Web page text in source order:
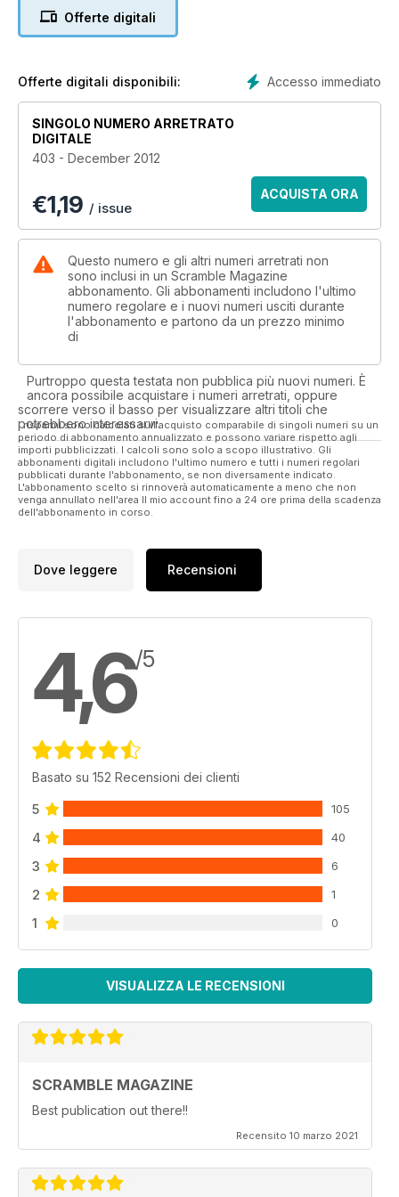
quite rare in this part of the world where there are only three
On 11 September 2012 the Westland SH-14D Lynx made its
armed forces since 1976 and has performed its tasks with
excellence. Ron Frijlink reports about the last helicopter to fly
with Royal Netherlands Navy titles.
- ‘Kicking Ass’ Recce Style
The 95th RS conducts RC-135 reconnaissance missions in
European and Mediterranean regions. They are vital assets
to the USAF with gathering intelligence information and they
monitoring radar signals. Ryan Dorling reports on the various
white topped C-135s which are used by the unit.
Our monthly returning topics:
- Movements and trips Netherlands, Belgium + Rest of the
World, civil and military.
- The latest news, both civil and military.
- Updates on the world's aircraft fleets, civil and military.
- Aircraft mishaps in Dustpan and Brush.
- Wrecks & Relics.
- Warbirds.
- Scramble Intelligence Service.
- Triptease
- Showreports
Offerte digitali
Accesso immediato
Offerte digitali disponibili:
SINGOLO NUMERO ARRETRATO
DIGITALE
403 - December 2012
€1,19 / issue
ACQUISTA ORA
Questo numero e gli altri numeri arretrati non
sono inclusi in un Scramble Magazine
abbonamento. Gli abbonamenti includono l'ultimo
numero regolare e i nuovi numeri usciti durante
l'abbonamento e partono da un prezzo minimo
di
Purtroppo questa testata non pubblica più nuovi numeri. È
ancora possibile acquistare i numeri arretrati, oppure
scorrere verso il basso per visualizzare altri titoli che
potrebbero interessarvi.
I risparmi sono calcolati sull'acquisto comparabile di singoli numeri su un
periodo di abbonamento annualizzato e possono variare rispetto agli
importi pubblicizzati. I calcoli sono solo a scopo illustrativo. Gli
abbonamenti digitali includono l'ultimo numero e tutti i numeri regolari
pubblicati durante l'abbonamento, se non diversamente indicato.
L'abbonamento scelto si rinnoverà automaticamente a meno che non
venga annullato nell'area Il mio account fino a 24 ore prima della scadenza
dell'abbonamento in corso.
Dove leggere Recensioni
4,6/5
Basato su 152 Recensioni dei clienti
5 105
4 40
3 6
2 1
1 0
VISUALIZZA LE RECENSIONI
SCRAMBLE MAGAZINE
Best publication out there!!
Recensito 10 marzo 2021